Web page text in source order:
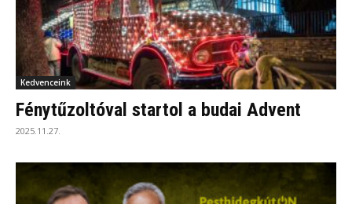
Kedvenceink
Fénytűzoltóval startol a budai Advent
2025.11.27.